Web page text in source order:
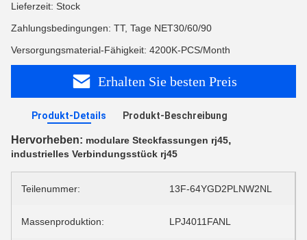
Lieferzeit: Stock
Zahlungsbedingungen: TT, Tage NET30/60/90
Versorgungsmaterial-Fähigkeit: 4200K-PCS/Month
Erhalten Sie besten Preis
Produkt-Details Produkt-Beschreibung
Hervorheben: modulare Steckfassungen rj45,
industrielles Verbindungsstück rj45
Teilenummer: 13F-64YGD2PLNW2NL
Massenproduktion: LPJ4011FANL